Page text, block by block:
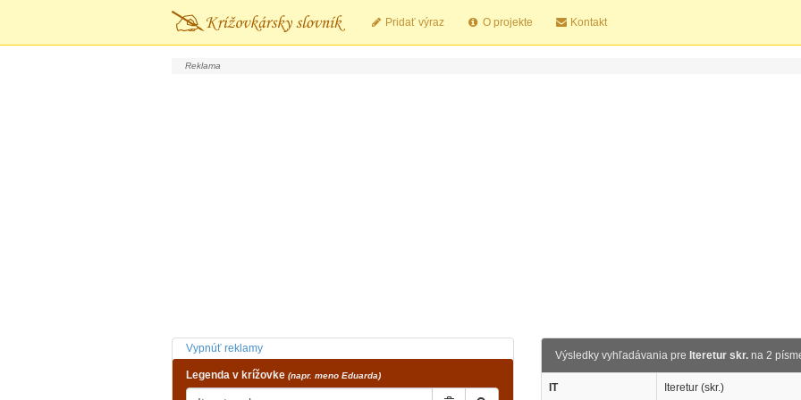
Pridať výraz O projekte Kontakt
Vypnúť reklamy
Legenda v krížovke (napr. meno Eduarda)
Výsledky vyhľadávania pre Iteretur skr.na 2
IT Iteretur (skr.)